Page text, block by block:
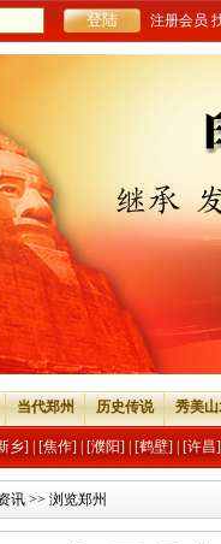
注册会员
当代郑州 历史传说 秀美
乡] [焦作] [濮阳] [鹤壁] [许昌]
讯 >> 浏览郑州